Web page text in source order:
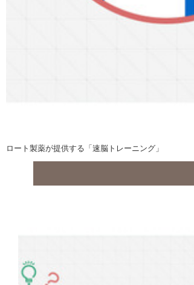
ロート製薬が提供する「速脳トレーニング」